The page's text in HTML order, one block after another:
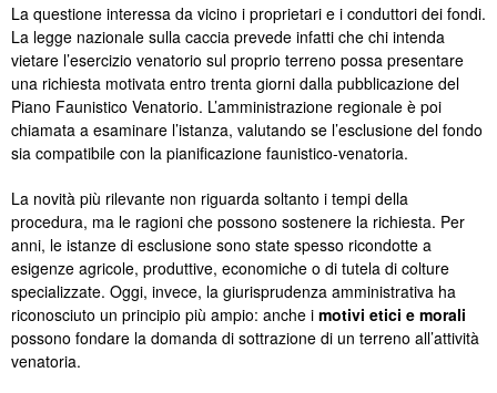
La questione interessa da vicino i proprietari e i conduttori dei fondi.
La legge nazionale sulla caccia prevede infatti che chi intenda
vietare l’esercizio venatorio sul proprio terreno possa presentare
una richiesta motivata entro trenta giorni dalla pubblicazione del
Piano Faunistico Venatorio. L’amministrazione regionale è poi
chiamata a esaminare l’istanza, valutando se l’esclusione del fondo
sia compatibile con la pianificazione faunistico-venatoria.
La novità più rilevante non riguarda soltanto i tempi della
procedura, ma le ragioni che possono sostenere la richiesta. Per
anni, le istanze di esclusione sono state spesso ricondotte a
esigenze agricole, produttive, economiche o di tutela di colture
specializzate. Oggi, invece, la giurisprudenza amministrativa ha
riconosciuto un principio più ampio: anche i motivi etici e morali
possono fondare la domanda di sottrazione di un terreno all’attività
venatoria.